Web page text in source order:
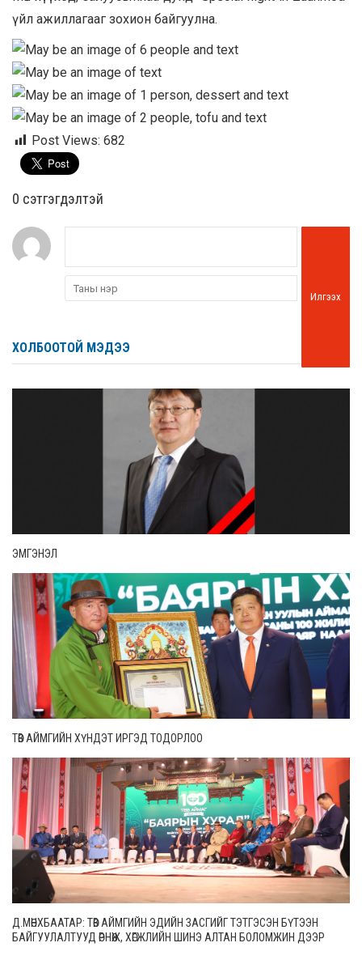
үйл ажиллагааг зохион байгуулна.
Post Views: 682
0 cэтгэгдэлтэй
Илгээх
ХОЛБООТОЙ МЭДЭЭ
ЭМГЭНЭЛ
ТӨВ АЙМГИЙН ХҮНДЭТ ИРГЭД ТОДОРЛОО
Д.МӨНХБААТАР: ТӨВ АЙМГИЙН ЭДИЙН ЗАСГИЙГ ТЭТГЭСЭН БҮТЭЭН
БАЙГУУЛАЛТУУД ӨРНӨЖ, ХӨГЖЛИЙН ШИНЭ АЛТАН БОЛОМЖИН ДЭЭР